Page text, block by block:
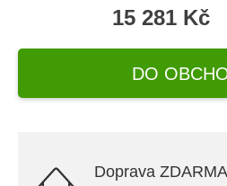
15 281 Kč
DO
Doprava ZDARMA